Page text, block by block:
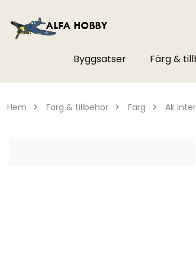
Byggsatser Färg &
hem färg & tillbehör färg ak